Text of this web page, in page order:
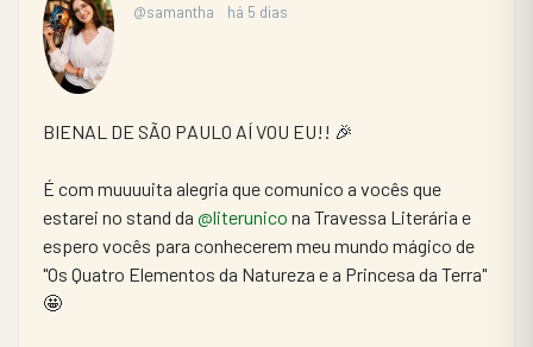
@samantha há 5 dias
BIENAL DE SÃO PAULO AÍ VOU EU!! 🎉
É com muuuuita alegria que comunico a vocês que
estarei no stand da @literunico na Travessa Literária e
espero vocês para conhecerem meu mundo mágico de
"Os Quatro Elementos da Natureza e a Princesa da Terra"
🤩